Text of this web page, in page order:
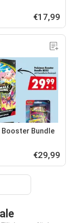
€17,99
Booster Bundle
€29,99